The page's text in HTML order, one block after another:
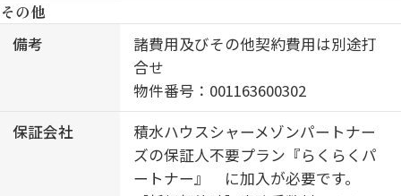
駐輪場（屋根付き）／高遮音床シス
テム「ＳＨＡＩＤＤ５５」／防犯カ
メラ／消火器／インターロッキング
／植栽／ＩＯＴ対応／カラーモニタ
付ドアホン／対面キッチン／３口ガ
スコンロ／給湯器（追焚機能付）／
エコジョーズ／給湯箇所（浴室・台
所・洗面所）／バス・トイレ（セパ
その他
備考
諸費用及びその他契約費用は別途打
合せ
物件番号：001163600302
保証会社
積水ハウスシャーメゾンパートナー
ズの保証人不要プラン『らくらくパ
ートナー』 に加入が必要です。